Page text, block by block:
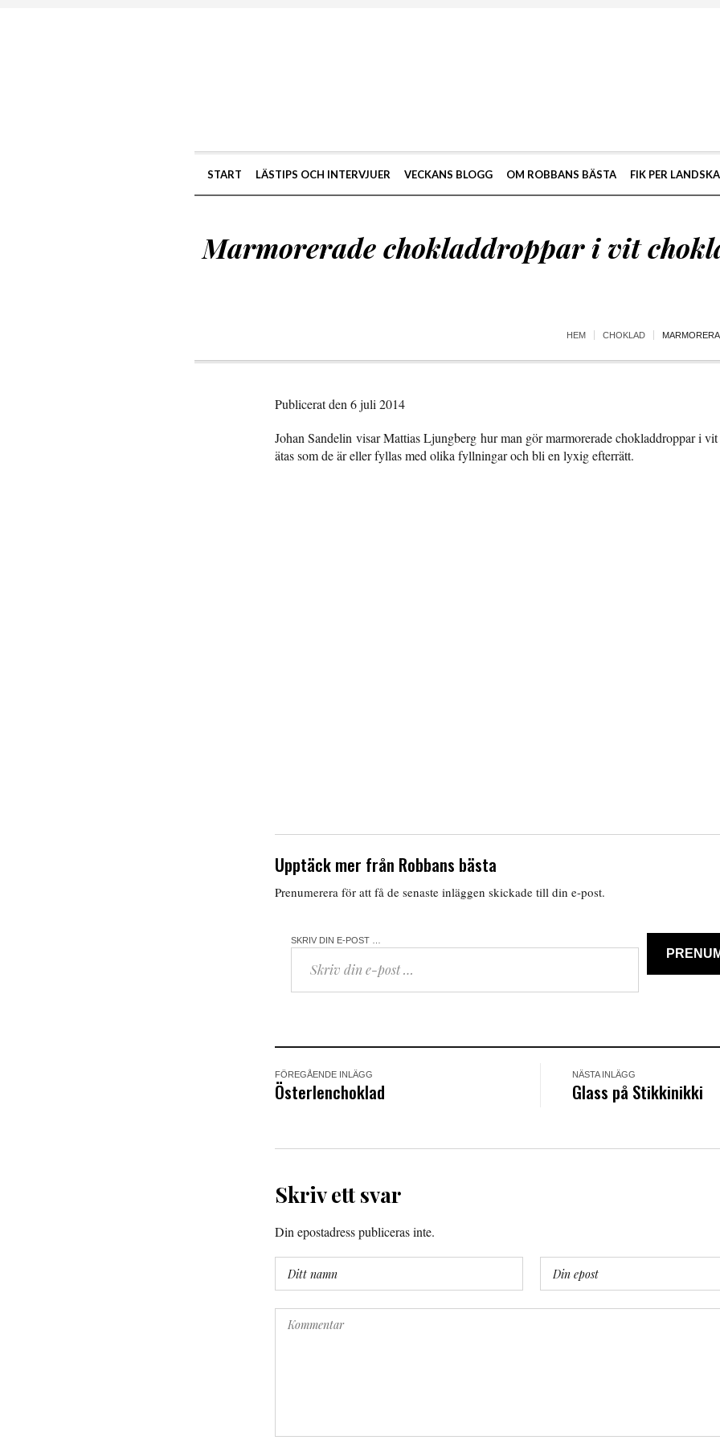
START LÄSTIPS OCH INTERVJUER VECKANS BLOGG OM ROBBANS BÄSTA FIK PER
Marmorerade chokladdroppar i vit
HEM CHOKLAD
Publicerat den 6 juli 2014
Johan Sandelin visarMattias Ljungberg hur man gör marmorerade chokladdroppar i
ätas som de är eller fyllas med olika fyllningar och bli en lyxig efterrätt.
Upptäck mer från Robbans bästa
Prenumerera för att få de senaste inläggen skickade till din e-post.
SKRIV DIN E-POST …
FÖREGÅENDE INLÄGG
Österlenchoklad
NÄSTA INLÄGG
Glass på Stikkinikki
Skriv ett svar
Din epostadress publiceras inte.